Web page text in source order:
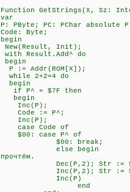
Function GetStrings(X, Sz:
var
P: PByte; PC: PChar absolute
Code: Byte;
begin
New(Result, Init);
with Result.Add^ do
begin
P := Addr(ROM[X]);
while 2+2=4 do \\
begin
if P^ = $7F then \\
begin
Inc(P); \\
Code := P^;
Inc(P);
case Code of
$00: case P^ of
$00: break; \\ А за
else begin \\ Если за
прочтём.
Dec(P,2); Str := Str
Inc(P,2); Str := Str
Inc(P)
end